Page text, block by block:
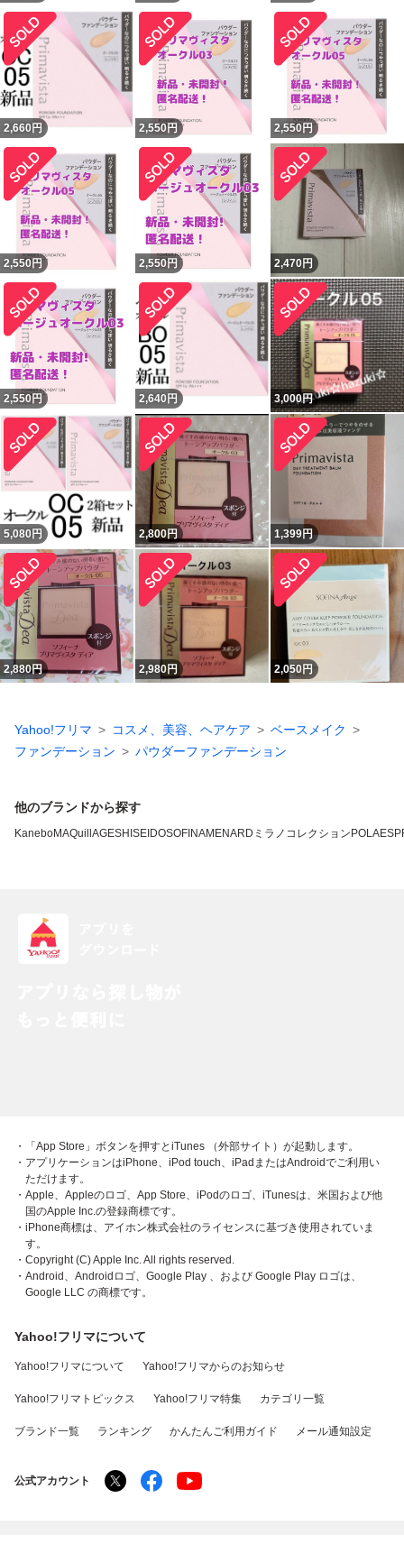
2,660 円 2,550円 2,550円
2,550円 2,550円 2,470円
2,550円 2,640 円 3,000円
5,080 円 2,800円 1,399円
2,880円 2,980円 2,050円
Yahoo!フリマ コスメ、美容、ヘアケア
ベースメイク
ファンデーション
パウダーファンデーション
他のブランドから探す
KaneboMAQuillAGESHISEIDOSOFINAMENARD ミラノコレクション POLA
・「App Store」ボタンを押すとiTunes （外部サイト）が起動します。
・アプリケーションはiPhone、iPod touch、iPadまたはAndroidでご利用い
ただけます。
・Apple、Appleのロゴ、App Store、iPodのロゴ、iTunesは、米国および他
国のApple Inc.の登録商標です。
・iPhone商標は、アイホン株式会社のライセンスに基づき使用されていま
す。
・Copyright (C) Apple Inc. All rights reserved.
・Android、Androidロゴ、Google Play 、および Google Play ロゴは、
Google LLC の商標です。
Yahoo!フリマについて
Yahoo!フリマについて Yahoo!フリマからのお知らせ
Yahoo!フリマトピックス Yahoo!フリマ特集 カテゴリ一覧
ブランド一覧 ランキング かんたんご利用ガイド メール通知設定
公式アカウント